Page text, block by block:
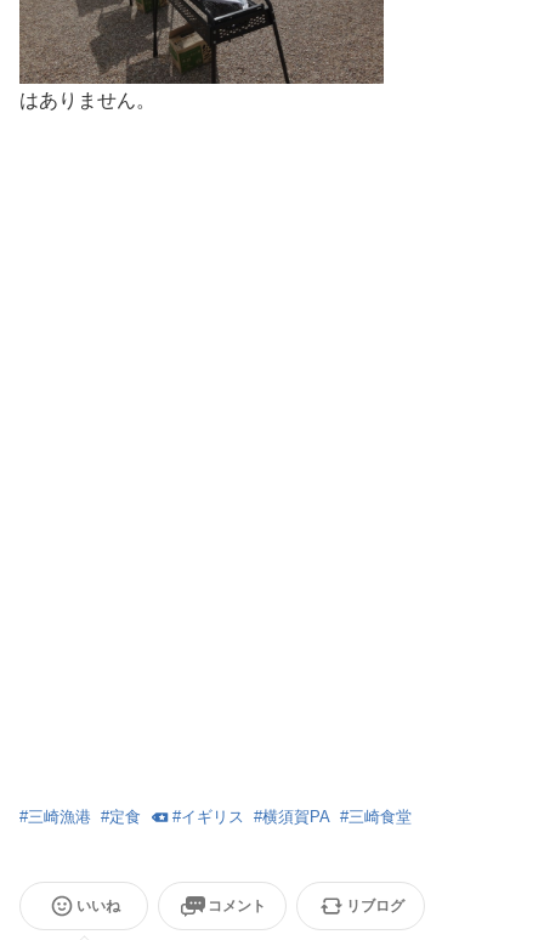
はありません。
#三崎漁港 #定食 #イギリス #横須賀PA #三崎食堂
いいね コメント リブログ